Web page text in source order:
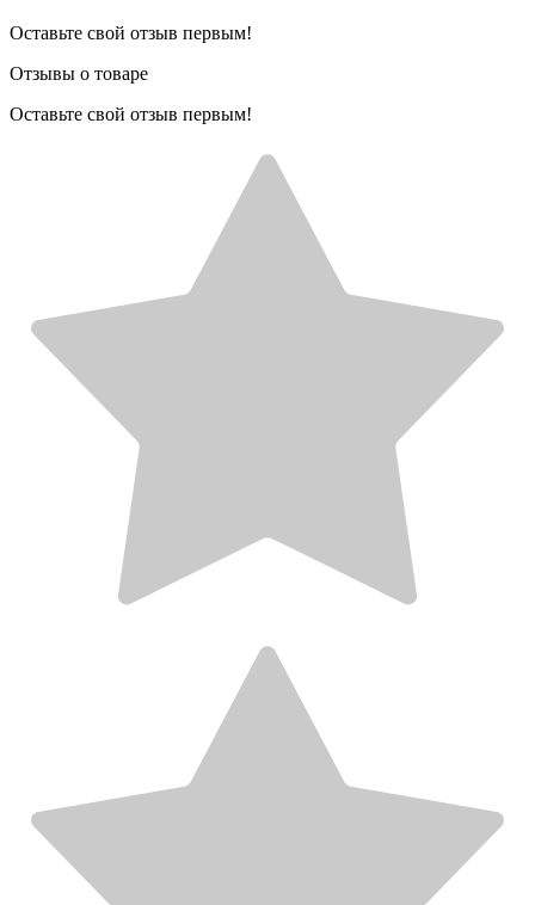
Оставьте свой отзыв первым!
Отзывы о товаре
Оставьте свой отзыв первым!